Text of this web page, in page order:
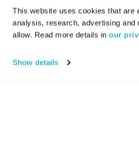
This website uses cookies that are
analysis, research, advertising
allow. Read more details in our
Show details